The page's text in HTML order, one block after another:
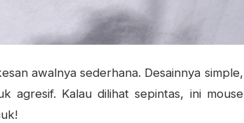
awalnya sederhana. Desainnya simple,
agresif. Kalau dilihat sepintas, ini mouse